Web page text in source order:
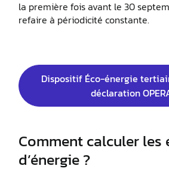
la première fois avant le 30
refaire à périodicité constante.
Dispositif Éco-énergie
déclaration
Comment calculer les
d’énergie ?